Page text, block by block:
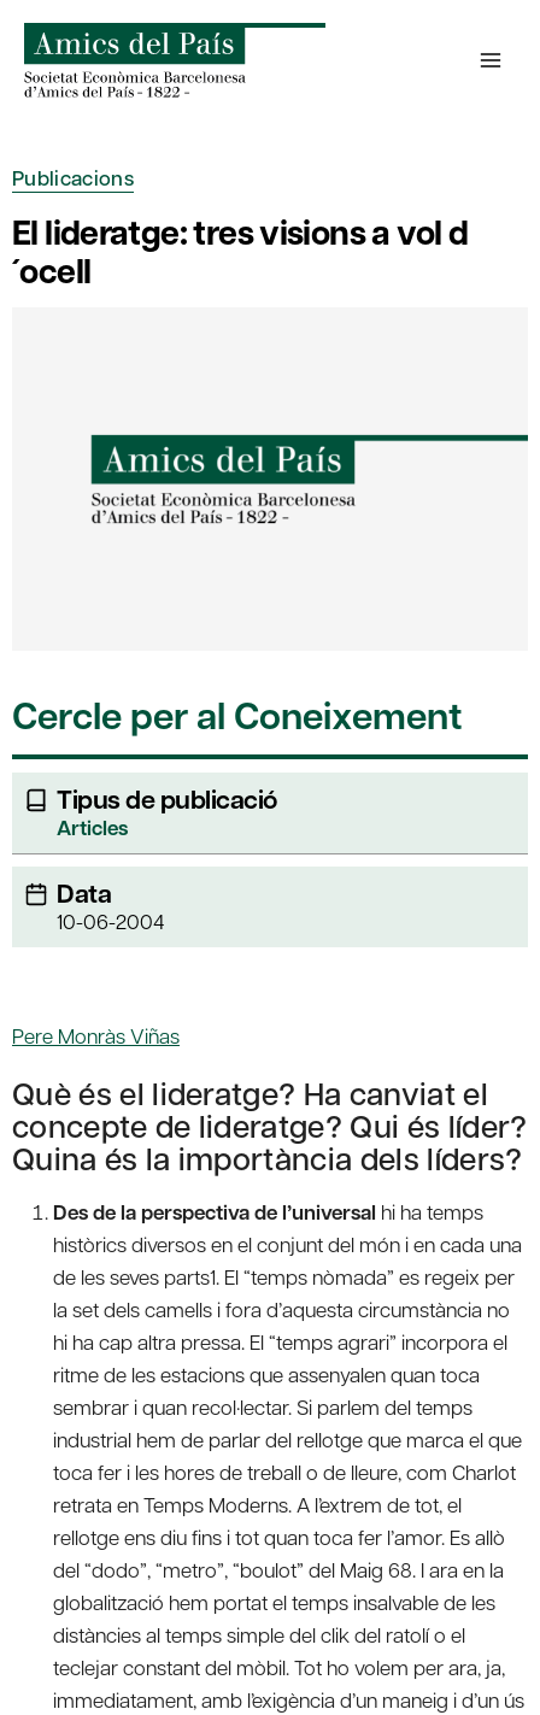
content
Publicacions
El lideratge: tres visions a vol d
´ocell
Cercle per al Coneixement
Tipus de publicació
Articles
Data
10-06-2004
Pere Monràs Viñas
Què és el lideratge? Ha canviat el
concepte de lideratge? Qui és líder?
Quina és la importància dels líders?
Des de la perspectiva de l’universal hi ha temps
històrics diversos en el conjunt del món i en cada una
de les seves parts1. El “temps nòmada” es regeix per
la set dels camells i fora d’aquesta circumstància no
hi ha cap altra pressa. El “temps agrari” incorpora el
ritme de les estacions que assenyalen quan toca
sembrar i quan recol·lectar. Si parlem del temps
industrial hem de parlar del rellotge que marca el que
toca fer i les hores de treball o de lleure, com Charlot
retrata en Temps Moderns. A l’extrem de tot, el
rellotge ens diu fins i tot quan toca fer l’amor. Es allò
del “dodo”, “metro”, “boulot” del Maig 68. I ara en la
globalització hem portat el temps insalvable de les
distàncies al temps simple del clik del ratolí o el
teclejar constant del mòbil. Tot ho volem per ara, ja,
immediatament, amb l’exigència d’un maneig i d’un ús